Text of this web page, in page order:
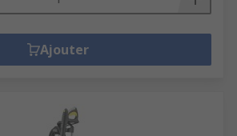
Ajouter